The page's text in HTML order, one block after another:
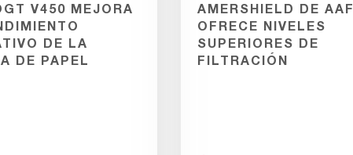
V450 MEJORA
DE LA
DE PAPEL
AMERSHIELD DE AAF
OFRECE NIVELES
SUPERIORES DE
FILTRACIÓN